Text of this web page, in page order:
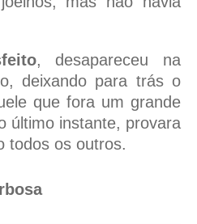
, desapareceu na
deixando para trás o
que fora um grande
instante, provara
todos os outros.